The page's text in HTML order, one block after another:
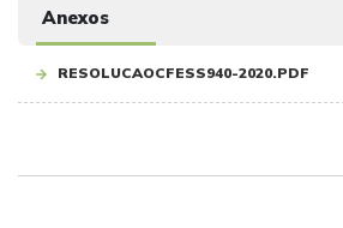
Anexos
RESOLUCAOCFESS940-2020.PDF